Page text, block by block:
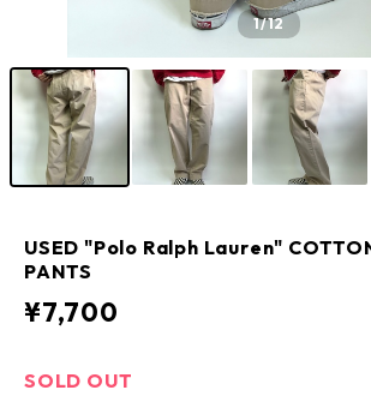
1/12
USED "Polo Ralph Lauren"
PANTS
¥7,700
SOLD OUT